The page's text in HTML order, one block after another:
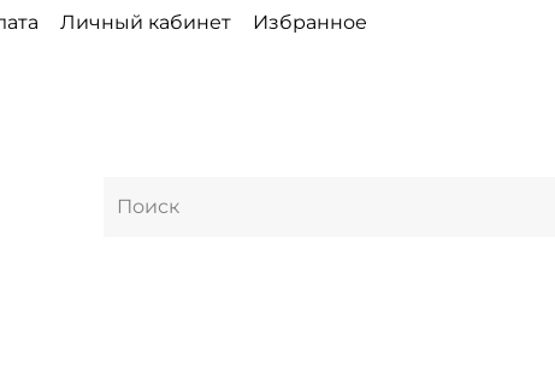
Личный кабинет Избранное